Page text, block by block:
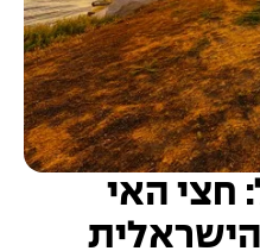
ו
ש
חצי האי
הישראלית